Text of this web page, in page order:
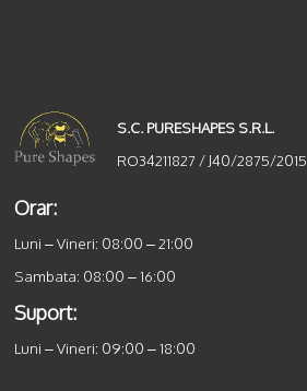
S.C. PURESHAPES S.R.L.
RO34211827 / J40/2875/2015
Orar:
Luni – Vineri: 08:00 – 21:00
Sambata: 08:00 – 16:00
Suport:
Luni – Vineri: 09:00 – 18:00